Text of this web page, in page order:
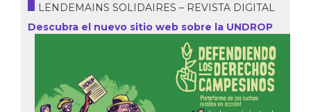
LENDEMAINS SOLIDAIRES – REVISTA DIGITAL
Descubra el nuevo sitio web sobre la UNDROP